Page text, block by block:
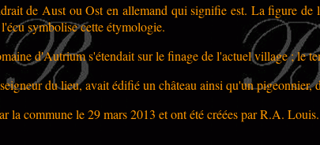
de Aust ou Ost en allemand qui signifie est. La figure de
symbolise cette étymologie.
d'Autrium s'étendait sur le finage de l'actuel village ; le
du lieu, avait édifié un château ainsi qu'un pigeonnier,
la commune le 29 mars 2013 et ont été créées par R.A. Louis.